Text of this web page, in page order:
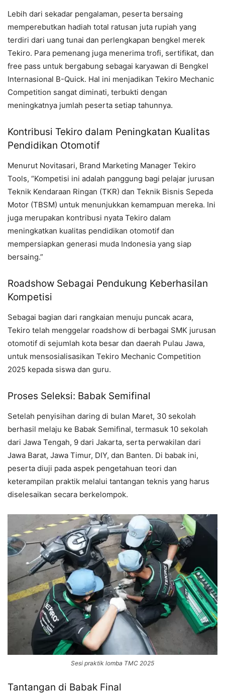
Lebih dari sekadar pengalaman, peserta bersaing
memperebutkan hadiah total ratusan juta rupiah yang
terdiri dari uang tunai dan perlengkapan bengkel merek
Tekiro. Para pemenang juga menerima trofi, sertifikat, dan
free pass untuk bergabung sebagai karyawan di Bengkel
Internasional B-Quick. Hal ini menjadikan Tekiro Mechanic
Competition sangat diminati, terbukti dengan
meningkatnya jumlah peserta setiap tahunnya.
Kontribusi Tekiro dalam Peningkatan Kualitas
Pendidikan Otomotif
Menurut Novitasari, Brand Marketing Manager Tekiro
Tools, “Kompetisi ini adalah panggung bagi pelajar jurusan
Teknik Kendaraan Ringan (TKR) dan Teknik Bisnis Sepeda
Motor (TBSM) untuk menunjukkan kemampuan mereka. Ini
juga merupakan kontribusi nyata Tekiro dalam
meningkatkan kualitas pendidikan otomotif dan
mempersiapkan generasi muda Indonesia yang siap
bersaing.”
Roadshow Sebagai Pendukung Keberhasilan
Kompetisi
Sebagai bagian dari rangkaian menuju puncak acara,
Tekiro telah menggelar roadshow di berbagai SMK jurusan
otomotif di sejumlah kota besar dan daerah Pulau Jawa,
untuk mensosialisasikan Tekiro Mechanic Competition
2025 kepada siswa dan guru.
Proses Seleksi: Babak Semifinal
Setelah penyisihan daring di bulan Maret, 30 sekolah
berhasil melaju ke Babak Semifinal, termasuk 10 sekolah
dari Jawa Tengah, 9 dari Jakarta, serta perwakilan dari
Jawa Barat, Jawa Timur, DIY, dan Banten. Di babak ini,
peserta diuji pada aspek pengetahuan teori dan
keterampilan praktik melalui tantangan teknis yang harus
diselesaikan secara berkelompok.
Sesi praktik lomba TMC 2025
Tantangan di Babak Final